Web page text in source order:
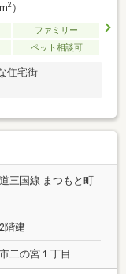
2）
ファミリー
ペット相談可
住宅街
三国線 まつもと町
階建
二の宮１丁目